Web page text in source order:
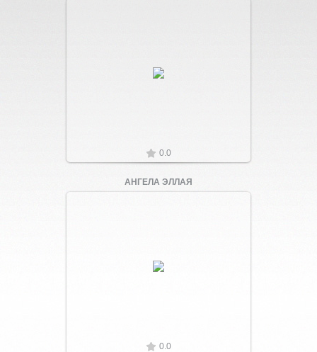
Увеличить
0.0
АНГЕЛА ЭЛЛАЯ
Увеличить
0.0